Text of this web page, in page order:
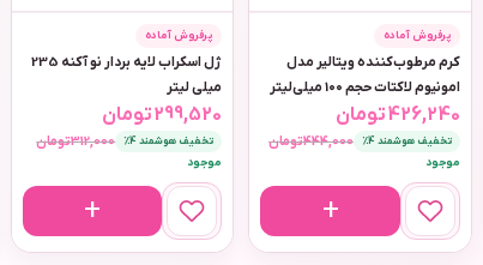
پرفروش آماده
کرم مرطوب‌کننده ویتالیر مدل
امونیوم لاکتات حجم 100 میلی‌لیتر
444,000تومان
426,240تومان
تخفیف هوشمند 4٪
موجود
پرفروش آماده
ژل اسکراب لایه بردار نو آکنه 235
میلی لیتر
312,000تومان
299,520تومان
تخفیف هوشمند 4٪
موجود